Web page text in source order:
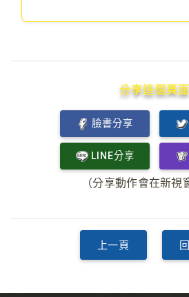
分享這個頁面
臉書分享
LINE分享
（分享動作會在新視
上一頁